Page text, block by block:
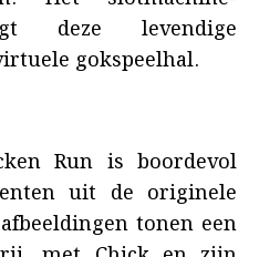
deze levendige
gokspeelhal.
Run is boordevol
uit de originele
tonen een